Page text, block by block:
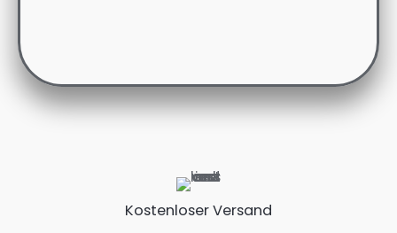
Kostenloser Versand